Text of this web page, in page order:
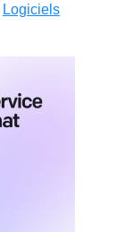
Logiciels